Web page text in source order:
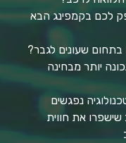
לכם בקמפינג הבא
בתחום שעונים לגבר?
רכבי יד 2 היא נכונה יותר מבחינה
נפגשים
את חווית